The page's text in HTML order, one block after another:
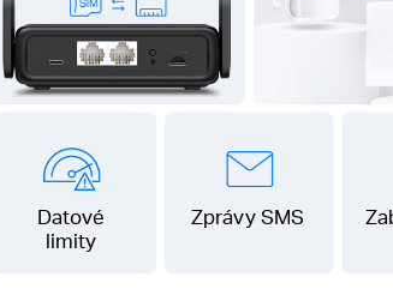
Datové
limity
Zprávy SMS